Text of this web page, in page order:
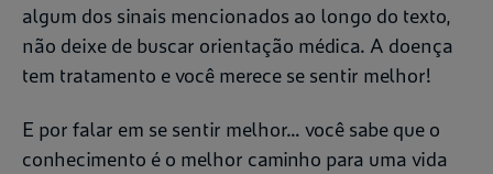
algum dos sinais mencionados ao longo do texto,
não deixe de buscar orientação médica. A doença
tem tratamento e você merece se sentir melhor!
E por falar em se sentir melhor… você sabe que o
conhecimento é o melhor caminho para uma vida